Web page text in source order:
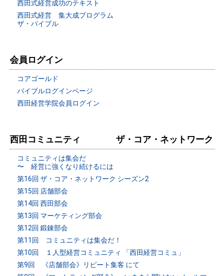
西田式経営成功のテキスト
西田式経営 集大成プログラム
ザ・バイブル
会員ログイン
コアゴールド
バイブルログインページ
西田経営学院会員ログイン
西田コミュニティ ザ・コア・ネットワーク
コミュニティは集会だ
〜 経営に強くなり続けるには
第16回 ザ・コア・ネットワーク シーズン2
第15回 店舗部会
第14回 西田部会
第13回 マーケティング部会
第12回 鍛錬部会
第11回 コミュニティは集会だ！
第10回 １人型経営コミュニティ 「西田経営コミュ」
第9回 《店舗部会》リピート集客 にて